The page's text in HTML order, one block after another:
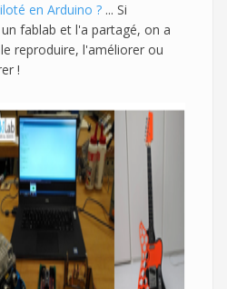
en Arduino ? ... Si
fablab et l'a partagé, on a
reproduire, l'améliorer ou
!